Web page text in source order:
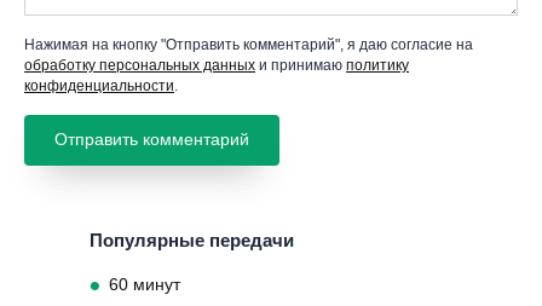
Нажимая на кнопку "Отправить комментарий", я даю согласие на
обработку персональных данных и принимаю политику
конфиденциальности
Популярные передачи
60 минут